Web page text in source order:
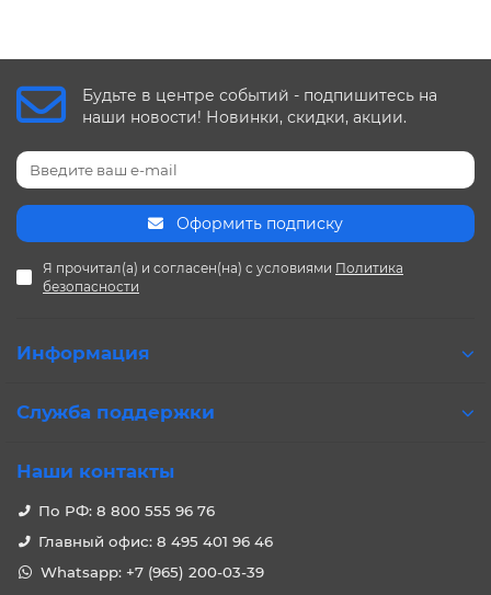
Будьте в центре событий - подпишитесь на
наши новости! Новинки, скидки, акции.
Оформить подписку
Я прочитал(а) и согласен(на) с условиями Политика
безопасности
Информация
Служба поддержки
Наши контакты
По РФ: 8 800 555 96 76
Главный офис: 8 495 401 96 46
Whatsapp: +7 (965) 200-03-39